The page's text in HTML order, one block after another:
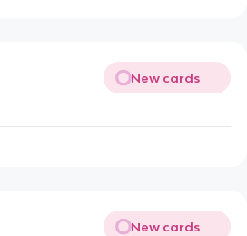
New cards
New cards